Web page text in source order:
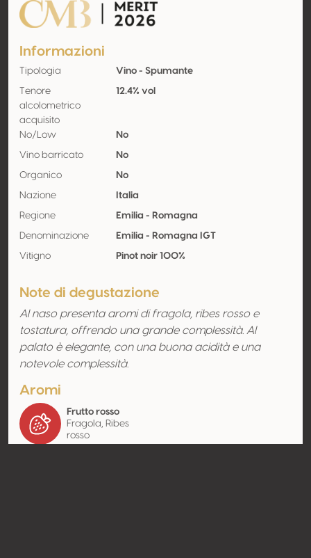
CMB Merit
Informazioni
Tipologia Vino - Spumante
Tenore
alcolometrico
acquisito
12.4% vol
No/Low No
Vino barricato No
Organico No
Nazione Italia
Regione Emilia - Romagna
Denominazione Emilia - Romagna IGT
Vitigno Pinot noir 100%
Note di degustazione
Al naso presenta aromi di fragola, ribes rosso e
tostatura, offrendo una grande complessità. Al
palato è elegante, con una buona acidità e una
notevole complessità.
Aromi
Frutto rosso
Fragola, Ribes
rosso